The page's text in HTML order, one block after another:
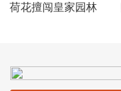
荷花擅闯皇家园林